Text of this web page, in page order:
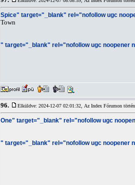
Spice" target="_blank" rel="nofollow ugc
Town
" target="_blank" rel="nofollow ugc noopener
96. Elküldve: 2024-12-07 02:01:32, Az Index Fórumon
One" target="_blank" rel="nofollow ugc
" target="_blank" rel="nofollow ugc noopener